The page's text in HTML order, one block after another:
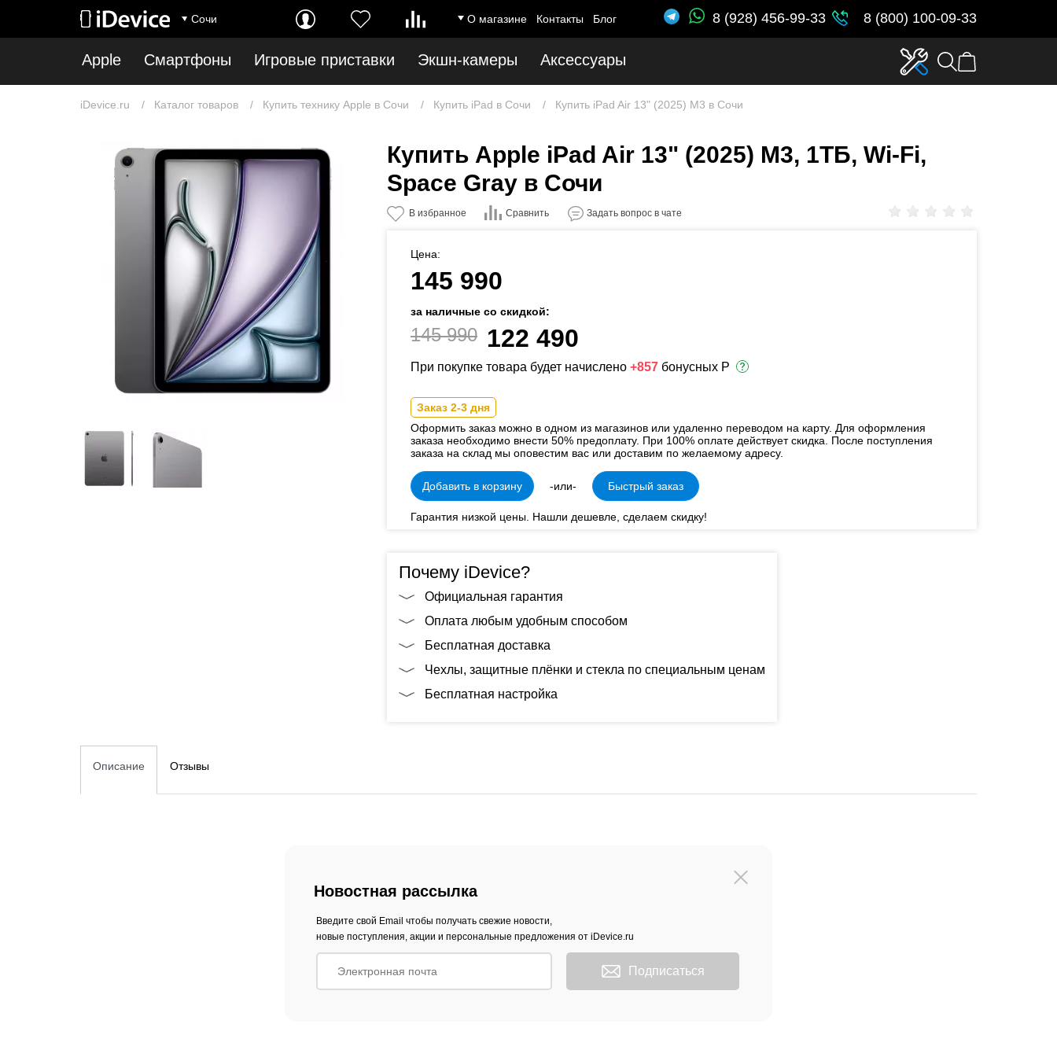
Сочи О магазине Контакты Блог 8 (928) 456-99-33 8 (800) 100-09-33
Apple Смартфоны Игровые приставки Экшн-камеры Аксессуары
iDevice.ru Каталог товаров Купить технику Apple в Сочи Купить iPad в Сочи Купить iPad Air 13" (2025) M3 в Сочи
Купить Apple iPad Air 13" (2025) M3, 1ТБ, Wi-Fi,
Space Gray в Сочи
В избранное Сравнить Задать вопрос в чате
Цена:
145 990
за наличные со скидкой:
145 990 122 490
При покупке товара будет начислено +857 бонусных Р
Заказ 2-3 дня
Оформить заказ можно в одном из магазинов или удаленно переводом на карту. Для оформления
заказа необходимо внести 50% предоплату. При 100% оплате действует скидка. После поступления
заказа на склад мы оповестим вас или доставим по желаемому адресу.
Добавить в корзину -или- Быстрый заказ
Гарантия низкой цены. Нашли дешевле, сделаем скидку!
Почему iDevice?
Официальная гарантия
Оплата любым удобным способом
Бесплатная доставка
Чехлы, защитные плёнки и стекла по специальным ценам
Бесплатная настройка
Описание Отзывы
Новостная рассылка
Введите свой Email чтобы получать свежие новости,
новые поступления, акции и персональные предложения от iDevice.ru
Подписаться